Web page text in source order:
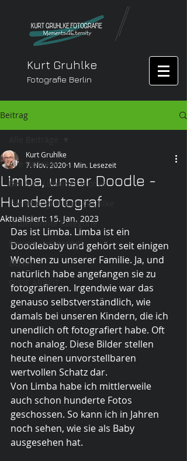
Kurt Gruhlke
Fotografie Berlin
Beitrag
Alle Beiträge
Berliner Lübarser Motive
Eventfotograf Kurt Gruhlke
Unbenannte Kategorie
Reisen - unterwegs
Berlin
FREIE ARBEIT
Limba, unser Doodle -
Hundefotograf
Kurt Gruhlke
7. Nov. 2020 1 Min. Lesezeit
Aktualisiert: 15. Jan. 2023
Das ist Limba. Limba ist ein
Doodlebaby und gehört seit einigen
Wochen zu unserer Familie. Ja, und
natürlich habe angefangen sie zu
fotografieren. Irgendwie war das
genauso selbstverständlich, wie
damals bei unseren Kindern, die ich
unendlich oft fotografiert habe. Oft
noch analog. Diese Bilder stellen
heute einen unvorstellbaren
wertvollen Schatz dar.
Von Limba habe ich mittlerweile
auch schon hunderte Fotos
geschossen. So kann ich in Jahren
noch sehen, wie sie als Baby
ausgesehen hat.